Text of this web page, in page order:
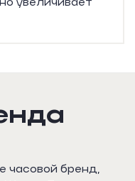
увеличивает
часовой бренд,